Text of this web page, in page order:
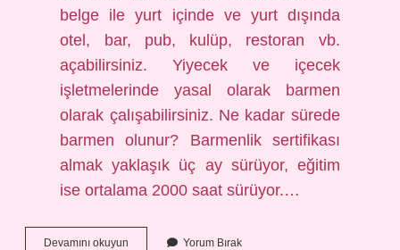
belge ile yurt içinde ve yurt dışında
otel, bar, pub, kulüp, restoran vb.
açabilirsiniz. Yiyecek ve içecek
işletmelerinde yasal olarak barmen
olarak çalışabilirsiniz. Ne kadar sürede
barmen olunur? Barmenlik sertifikası
almak yaklaşık üç ay sürüyor, eğitim
ise ortalama 2000 saat sürüyor.…
Devamını okuyun Yorum Bırak